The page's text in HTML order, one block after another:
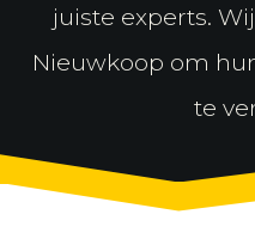
juiste experts.
Nieuwkoop om
te